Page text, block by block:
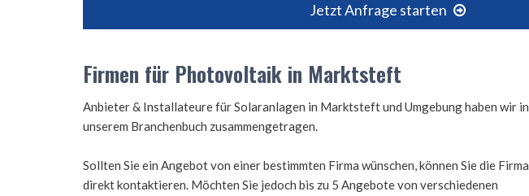
Jetzt Anfrage starten
Firmen für Photovoltaik in Marktsteft
Anbieter & Installateure für Solaranlagen in Marktsteft und Umgebung haben wir in
unserem Branchenbuch zusammengetragen.
Sollten Sie ein Angebot von einer bestimmten Firma wünschen, können Sie die Firma
direkt kontaktieren. Möchten Sie jedoch bis zu 5 Angebote von verschiedenen